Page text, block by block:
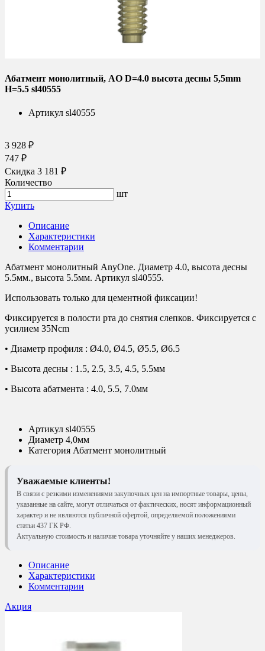
Абатмент монолитный, AO D=4.0 высота десны 5,5mm
H=5.5 sl40555
Артикул sl40555
3 928 ₽
747 ₽
Скидка 3 181 ₽
Количество
шт
Купить
Описание
Характеристики
Комментарии
Абатмент монолитный AnyOne. Диаметр 4.0, высота десны
5.5мм., высота 5.5мм. Артикул sl40555.
Использовать только для цементной фиксации!
Фиксируется в полости рта до снятия слепков. Фиксируется с
усилием 35Ncm
• Диаметр профиля : Ø4.0, Ø4.5, Ø5.5, Ø6.5
• Высота десны : 1.5, 2.5, 3.5, 4.5, 5.5мм
• Высота абатмента : 4.0, 5.5, 7.0мм
Артикул sl40555
Диаметр 4,0мм
Категория Абатмент монолитный
Уважаемые клиенты!
В связи с резкими изменениями закупочных цен на импортные товары, цены,
указанные на сайте, могут отличаться от фактических, носят информационный
характер и не являются публичной офертой, определяемой положениями
статьи 437 ГК РФ.
Актуальную стоимость и наличие товара уточняйте у наших менеджеров.
Описание
Характеристики
Комментарии
Акция